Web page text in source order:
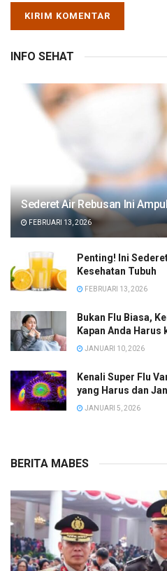
INFO SEHAT
Sederet Air Rebusan Ini
FEBRUARI 13, 2026
Penting! Ini
Kesehatan Tubuh
FEBRUARI 13, 2026
Bukan Flu Biasa,
Kapan Anda Harus
JANUARI 10, 2026
Kenali Super Flu
yang Harus dan
JANUARI 5, 2026
BERITA MABES